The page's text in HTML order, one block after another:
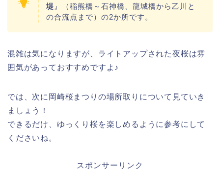
堤 』（稲熊橋～石神橋、龍城橋から乙川と
の合流点まで）の2か所です。
混雑は気になりますが、ライトアップされた夜桜は雰
囲気があっておすすめですよ♪
では、次に岡崎桜まつりの場所取りについて見ていき
ましょう！
できるだけ、ゆっくり桜を楽しめるように参考にして
くださいね。
スポンサーリンク